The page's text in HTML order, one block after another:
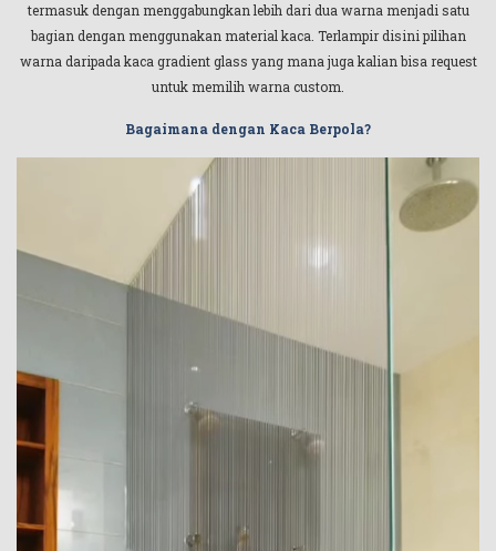
termasuk dengan menggabungkan lebih dari dua warna menjadi satu
bagian dengan menggunakan material kaca. Terlampir disini pilihan
warna daripada kaca gradient glass yang mana juga kalian bisa request
untuk memilih warna custom.
Bagaimana dengan Kaca Berpola?